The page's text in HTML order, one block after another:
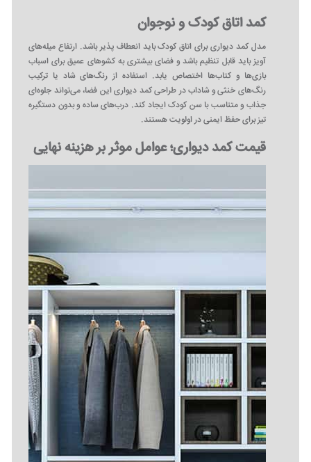
کمد اتاق کودک و نوجوان
مدل کمد دیواری برای اتاق کودک باید انعطاف‌ پذیر باشد. ارتفاع میله‌های
آویز باید قابل تنظیم باشد و فضای بیشتری به کشوهای عمیق برای اسباب‌
بازی‌ها و کتاب‌ها اختصاص یابد. استفاده از رنگ‌های شاد یا ترکیب
رنگ‌های خنثی و شاداب در طراحی کمد دیواری این فضا، می‌تواند جلوه‌ای
جذاب و متناسب با سن کودک ایجاد کند. درب‌های ساده و بدون دستگیره
تیز برای حفظ ایمنی در اولویت هستند.
قیمت کمد دیواری؛ عوامل موثر بر هزینه نهایی